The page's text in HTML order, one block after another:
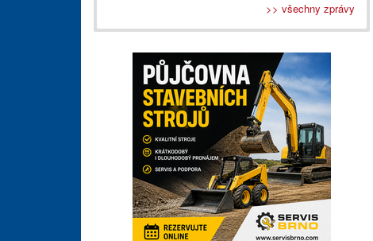
>> všechny zprávy